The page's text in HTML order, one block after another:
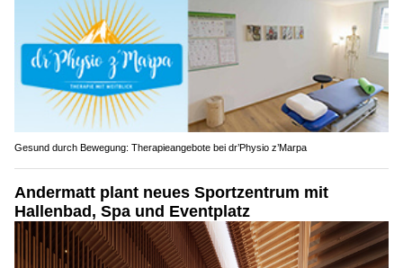
Gesund durch Bewegung: Therapieangebote bei dr’Physio z’Marpa
Andermatt plant neues Sportzentrum mit
Hallenbad, Spa und Eventplatz